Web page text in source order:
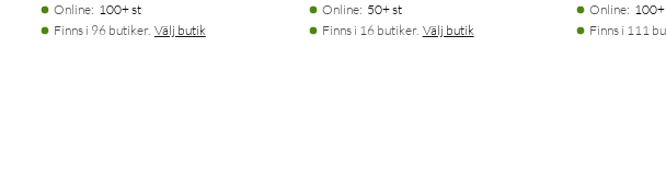
Online: 100+ st
Finns i 96 butiker. Välj butik
Online: 50+ st
Finns i 16 butiker. Välj butik
Online:
Finns i 111